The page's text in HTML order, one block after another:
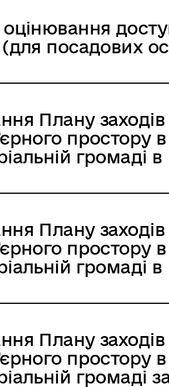
посадових
Плану заходів
простору
громаді
Плану заходів
простору
громаді
Плану заходів
простору
громаді